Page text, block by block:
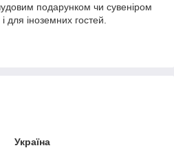
подарунком чи сувеніром
для іноземних гостей.
Україна